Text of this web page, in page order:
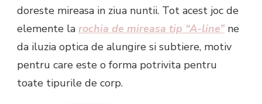
doreste mireasa in ziua nuntii. Tot acest joc de
elemente la rochia de mireasa tip “A-line” ne
da iluzia optica de alungire si subtiere, motiv
pentru care este o forma potrivita pentru
toate tipurile de corp.